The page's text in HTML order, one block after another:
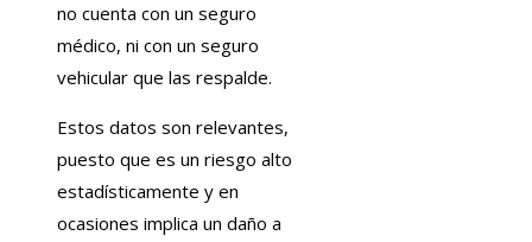
no cuenta con un seguro
médico, ni con un seguro
vehicular que las respalde.
Estos datos son relevantes,
puesto que es un riesgo alto
estadísticamente y en
ocasiones implica un daño a